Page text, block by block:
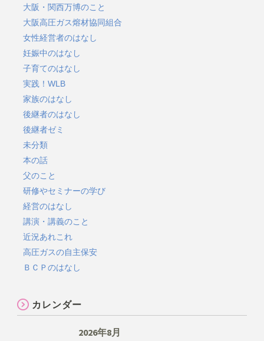
大阪・関西万博のこと
大阪高圧ガス熔材協同組合
女性経営者のはなし
妊娠中のはなし
子育てのはなし
実践！WLB
家族のはなし
後継者のはなし
後継者ゼミ
未分類
本の話
父のこと
研修やセミナーの学び
経営のはなし
講演・講義のこと
近況あれこれ
高圧ガスの自主保安
ＢＣＰのはなし
カレンダー
2026年8月